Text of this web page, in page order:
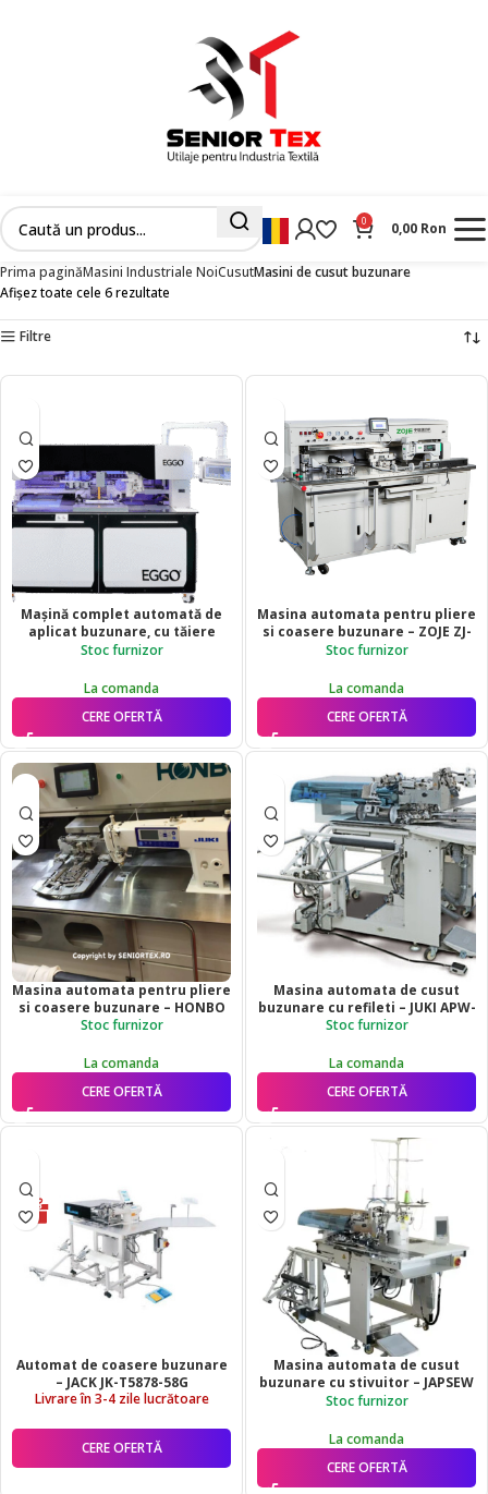
0 0,00 Ron
Prima paginăMasini Industriale NoiCusutMasini de cusut buzunare
Afișez toate cele 6 rezultate
Filtre
Mașină complet automată de
aplicat buzunare, cu tăiere
laser și pliere
Stoc furnizor
La comanda
CERE OFERTĂ
Masina automata pentru pliere
si coasere buzunare – ZOJE ZJ-
USM8013 SET
Stoc furnizor
La comanda
CERE OFERTĂ
Masina automata pentru pliere
si coasere buzunare – HONBO
HB-166D
Stoc furnizor
La comanda
CERE OFERTĂ
Masina automata de cusut
buzunare cu refileti – JUKI APW-
896-S12 / ZL6K
Stoc furnizor
La comanda
CERE OFERTĂ
Automat de coasere buzunare
– JACK JK-T5878-58G
Livrare în 3-4 zile lucrătoare
CERE OFERTĂ
Masina automata de cusut
buzunare cu stivuitor – JAPSEW
A-895
Stoc furnizor
La comanda
CERE OFERTĂ